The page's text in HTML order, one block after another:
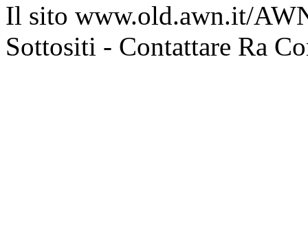
Il sito www.old.awn.it/
Sottositi - Contattare Ra